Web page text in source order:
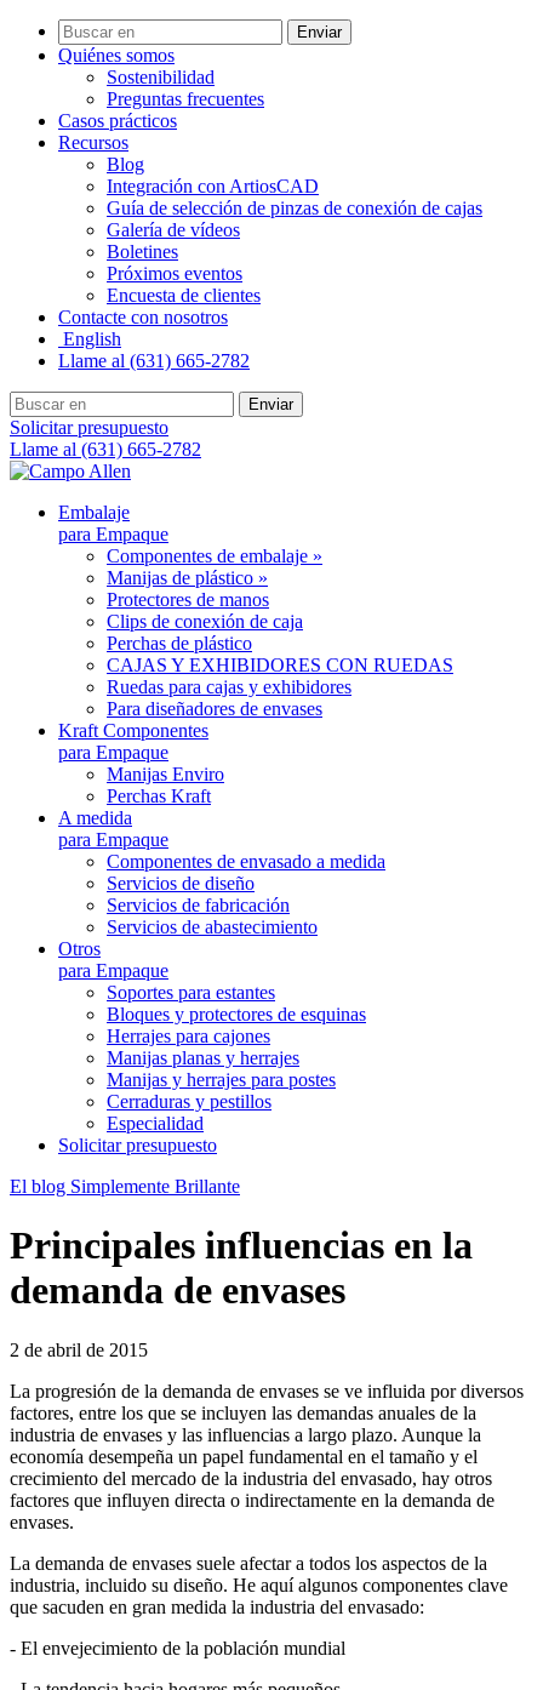
Enviar
Quiénes somos
Sostenibilidad
Preguntas frecuentes
Casos prácticos
Recursos
Blog
Integración con ArtiosCAD
Guía de selección de pinzas de conexión de cajas
Galería de vídeos
Boletines
Próximos eventos
Encuesta de clientes
Contacte con nosotros
English
Llame al (631) 665-2782
Enviar
Solicitar presupuesto
Llame al (631) 665-2782
Embalaje
para Empaque
Componentes de embalaje »
Manijas de plástico »
Protectores de manos
Clips de conexión de caja
Perchas de plástico
CAJAS Y EXHIBIDORES CON RUEDAS
Ruedas para cajas y exhibidores
Para diseñadores de envases
Kraft Componentes
para Empaque
Manijas Enviro
Perchas Kraft
A medida
para Empaque
Componentes de envasado a medida
Servicios de diseño
Servicios de fabricación
Servicios de abastecimiento
Otros
para Empaque
Soportes para estantes
Bloques y protectores de esquinas
Herrajes para cajones
Manijas planas y herrajes
Manijas y herrajes para postes
Cerraduras y pestillos
Especialidad
Solicitar presupuesto
El blog Simplemente Brillante
Principales influencias en la
demanda de envases
2 de abril de 2015
La progresión de la demanda de envases se ve influida por diversos
factores, entre los que se incluyen las demandas anuales de la
industria de envases y las influencias a largo plazo. Aunque la
economía desempeña un papel fundamental en el tamaño y el
crecimiento del mercado de la industria del envasado, hay otros
factores que influyen directa o indirectamente en la demanda de
envases.
La demanda de envases suele afectar a todos los aspectos de la
industria, incluido su diseño. He aquí algunos componentes clave
que sacuden en gran medida la industria del envasado:
- El envejecimiento de la población mundial